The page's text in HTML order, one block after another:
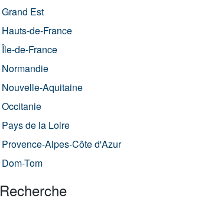
Grand Est
Hauts-de-France
Île-de-France
Normandie
Nouvelle-Aquitaine
Occitanie
Pays de la Loire
Provence-Alpes-Côte d'Azur
Dom-Tom
Recherche